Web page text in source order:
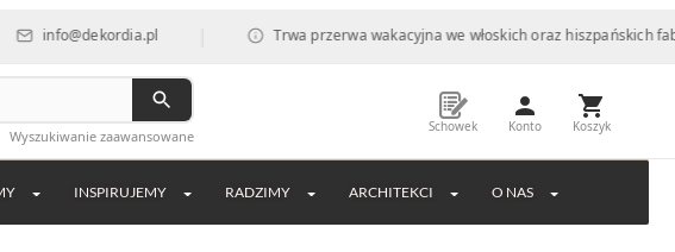
| Trwa przerwa wakacyjna we włoskich oraz hiszpańskich fabrykach,
Wyszukiwanie zaawansowane
Schowek Konto Koszyk
INSPIRUJEMY RADZIMY ARCHITEKCI O NAS